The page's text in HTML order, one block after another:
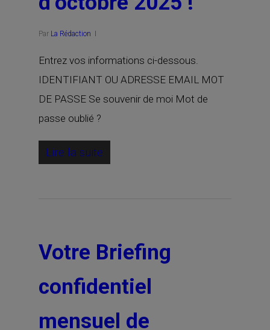
Par La Rédaction
Entrez vos informations ci-dessous.
IDENTIFIANT OU ADRESSE EMAIL MOT
DE PASSE Se souvenir de moi Mot de
passe oublié ?
Lire la suite
Votre Briefing
confidentiel
mensuel de